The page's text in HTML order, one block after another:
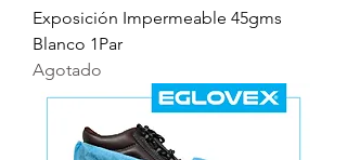
Exposición Impermeable 45gms
Blanco 1Par
Agotado